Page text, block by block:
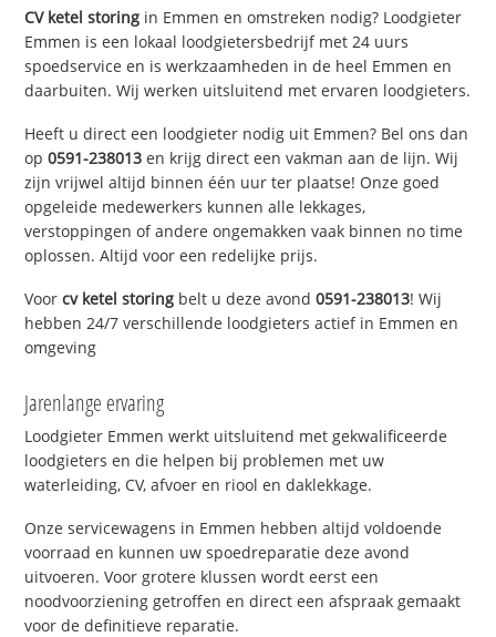
CV ketel storing in Emmen en omstreken nodig? Loodgieter
Emmen is een lokaal loodgietersbedrijf met 24 uurs
spoedservice en is werkzaamheden in de heel Emmen en
daarbuiten. Wij werken uitsluitend met ervaren loodgieters.
Heeft u direct een loodgieter nodig uit Emmen? Bel ons dan
op0591-238013 en krijg direct een vakman aan de lijn. Wij
zijn vrijwel altijd binnen één uur ter plaatse! Onze goed
opgeleide medewerkers kunnen alle lekkages,
verstoppingen of andere ongemakken vaak binnen no time
oplossen. Altijd voor een redelijke prijs.
Voorcv ketel storing belt u deze avond0591-238013! Wij
hebben 24/7 verschillende loodgieters actief in Emmen en
omgeving
Jarenlange ervaring
Loodgieter Emmen werkt uitsluitend met gekwalificeerde
loodgieters en die helpen bij problemen met uw
waterleiding, CV, afvoer en riool en daklekkage.
Onze servicewagens in Emmen hebben altijd voldoende
voorraad en kunnen uw spoedreparatie deze avond
uitvoeren. Voor grotere klussen wordt eerst een
noodvoorziening getroffen en direct een afspraak gemaakt
voor de definitieve reparatie.